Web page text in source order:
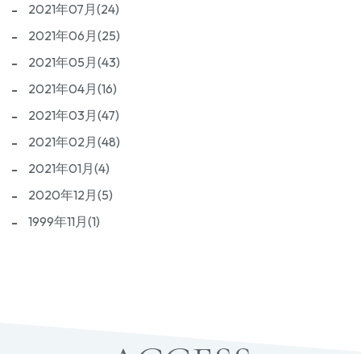
2021年07月(24)
2021年06月(25)
2021年05月(43)
2021年04月(16)
2021年03月(47)
2021年02月(48)
2021年01月(4)
2020年12月(5)
1999年11月(1)